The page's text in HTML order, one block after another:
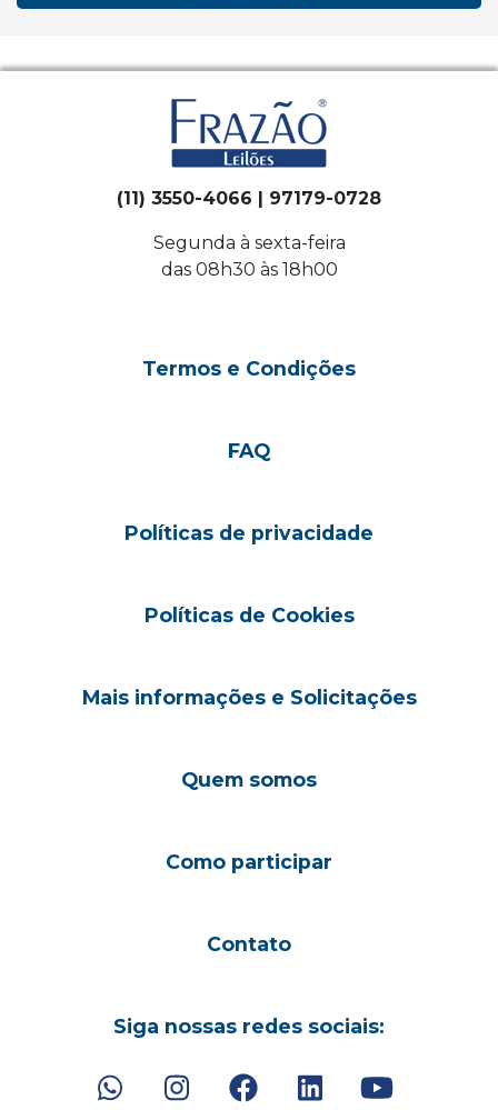
(11) 3550-4066 | 97179-0728
Segunda à sexta-feira
das 08h30 às 18h00
Termos e Condições
FAQ
Políticas de privacidade
Políticas de Cookies
Mais informações e Solicitações
Quem somos
Como participar
Contato
Siga nossas redes sociais: